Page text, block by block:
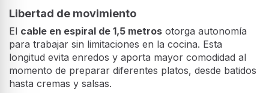
Libertad de movimiento
El cable en espiral de 1,5 metros otorga autonomía
para trabajar sin limitaciones en la cocina. Esta
longitud evita enredos y aporta mayor comodidad al
momento de preparar diferentes platos, desde batidos
hasta cremas y salsas.